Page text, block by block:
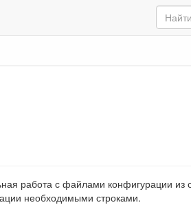
работа с файлами конфигурации
необходимыми строками.